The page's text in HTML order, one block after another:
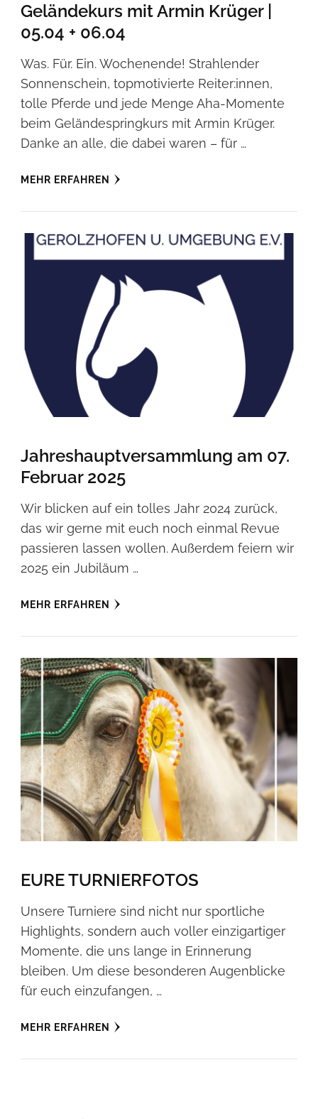
Geländekurs mit Armin Krüger |
05.04 + 06.04
Was. Für. Ein. Wochenende! Strahlender
Sonnenschein, topmotivierte Reiter:innen,
tolle Pferde und jede Menge Aha-Momente
beim Geländespringkurs mit Armin Krüger.
Danke an alle, die dabei waren – für …
MEHR ERFAHREN
Jahreshauptversammlung am 07.
Februar 2025
Wir blicken auf ein tolles Jahr 2024 zurück,
das wir gerne mit euch noch einmal Revue
passieren lassen wollen. Außerdem feiern wir
2025 ein Jubiläum …
MEHR ERFAHREN
EURE TURNIERFOTOS
Unsere Turniere sind nicht nur sportliche
Highlights, sondern auch voller einzigartiger
Momente, die uns lange in Erinnerung
bleiben. Um diese besonderen Augenblicke
für euch einzufangen, …
MEHR ERFAHREN